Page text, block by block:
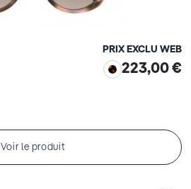
PRIX EXCLU WEB
223,00 €
Voir le produit